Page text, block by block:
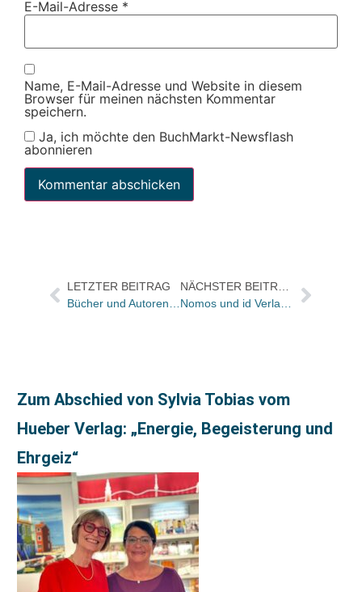
E-Mail-Adresse *
Name, E-Mail-Adresse und Website in diesem
Browser für meinen nächsten Kommentar
speichern.
Ja, ich möchte den BuchMarkt-Newsflash
abonnieren
LETZTER BEITRAG
Zum Abschied von Sylvia Tobias vom
Hueber Verlag: „Energie, Begeisterung und
Ehrgeiz“